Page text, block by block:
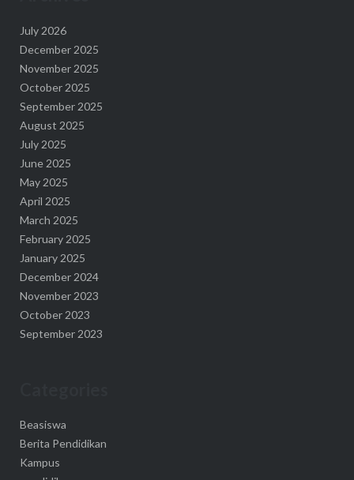
July 2026
December 2025
November 2025
October 2025
September 2025
August 2025
July 2025
June 2025
May 2025
April 2025
March 2025
February 2025
January 2025
December 2024
November 2023
October 2023
September 2023
Beasiswa
Berita Pendidikan
Kampus